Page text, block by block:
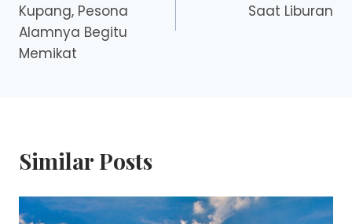
Kupang, Pesona
Alamnya Begitu
Memikat
Saat Liburan
Similar Posts